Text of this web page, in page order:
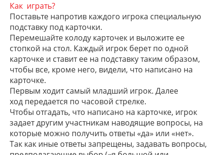
Как играть?
Поставьте напротив каждого игрока специальную
подставку под карточки.
Перемешайте колоду карточек и выложите ее
стопкой на стол. Каждый игрок беретпо одной
карточке и ставит ее на подставку таким образом,
чтобы все, кроме него, видели, что написано на
карточке.
Первым ходит самый младший игрок. Далее
ход передается по часовой стрелке.
Чтобы отгадать, что написано на карточке, игрок
задает другим участникам наводящие вопросы, на
которые можно получить ответы «да» или «нет».
Так как иные ответы запрещены, задавать вопросы,